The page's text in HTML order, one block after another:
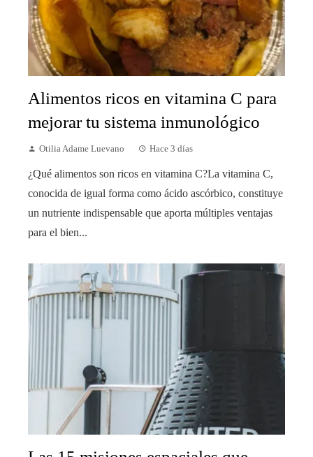
Alimentos ricos en vitamina C para
mejorar tu sistema inmunológico
Otilia Adame Luevano Hace 3 días
¿Qué alimentos son ricos en vitamina C?La vitamina C,
conocida de igual forma como ácido ascórbico, constituye
un nutriente indispensable que aporta múltiples ventajas
para el bien...